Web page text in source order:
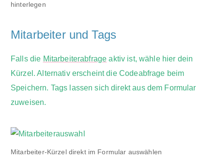
hinterlegen
Mitarbeiter und Tags
Falls die Mitarbeiterabfrage aktiv ist, wähle hier dein
Kürzel. Alternativ erscheint die Codeabfrage beim
Speichern. Tags lassen sich direkt aus dem Formular
zuweisen.
Mitarbeiter-Kürzel direkt im Formular auswählen